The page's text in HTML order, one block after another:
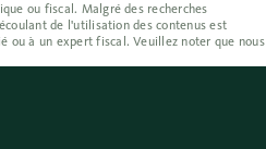
ou fiscal. Malgré des recherches
de l'utilisation des contenus est
ou à un expert fiscal. Veuillez noter que nous